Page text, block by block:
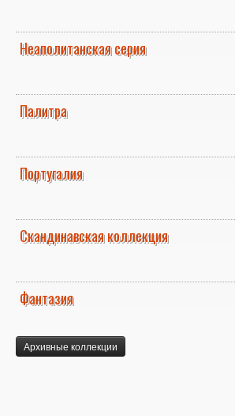
Неаполитанская серия
Палитра
Португалия
Скандинавская коллекция
Фантазия
Архивные коллекции